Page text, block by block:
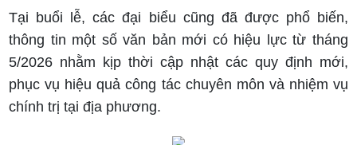
Tại buổi lễ, các đại biểu cũng đã được phổ biến,
thông tin một số văn bản mới có hiệu lực từ tháng
5/2026 nhằm kịp thời cập nhật các quy định mới,
phục vụ hiệu quả công tác chuyên môn và nhiệm vụ
chính trị tại địa phương.